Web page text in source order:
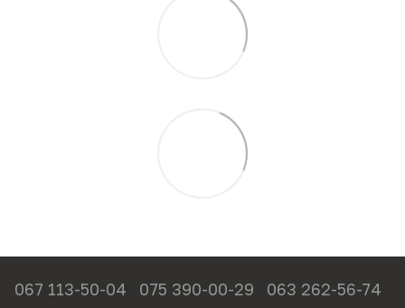
067 113-50-04 075 390-00-29 063 262-56-74